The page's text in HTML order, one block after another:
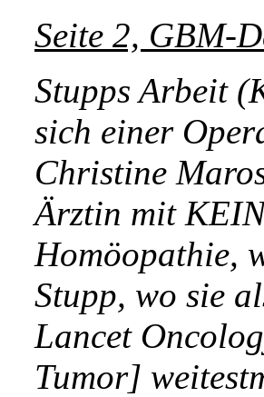
Seite 2, GBM-
Stupps Arbeit
sich einer
Christine
Ärztin mit
Homöopathie,
Stupp, wo sie
Lancet
Tumor]